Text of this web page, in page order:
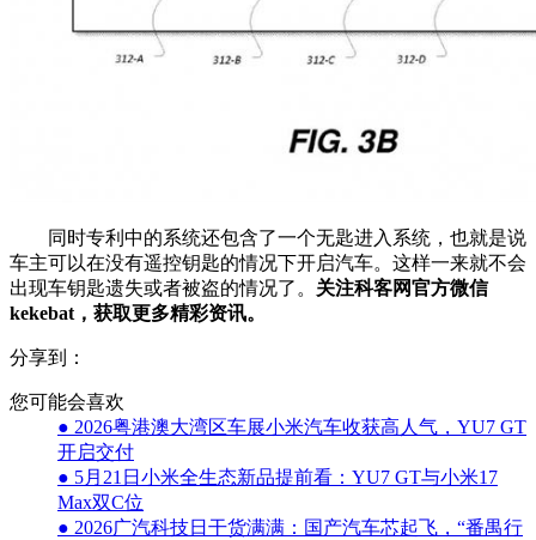
同时专利中的系统还包含了一个无匙进入系统，也就是说
车主可以在没有遥控钥匙的情况下开启汽车。这样一来就不会
出现车钥匙遗失或者被盗的情况了。 关注科客网官方微信
kekebat，获取更多精彩资讯。
分享到：
您可能会喜欢
● 2026粤港澳大湾区车展小米汽车收获高人气，YU7 GT
开启交付
● 5月21日小米全生态新品提前看：YU7 GT与小米17
Max双C位
● 2026广汽科技日干货满满：国产汽车芯起飞，“番禺行